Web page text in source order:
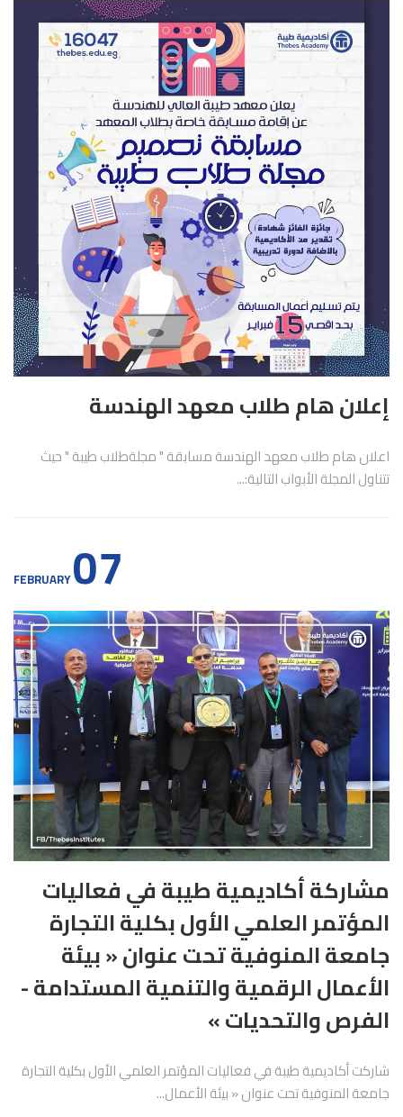
إعلان هام طلاب معهد الهندسة
اعلان هام طلاب معهد الهندسة مسابقة " مجلةطلاب طيبة " حيث
تتناول المجلة الأبواب التالية:...
07
FEBRUARY
مشاركة أكاديمية طيبة في فعاليات
المؤتمر العلمي الأول بكلية التجارة
جامعة المنوفية تحت عنوان « بيئة
الأعمال الرقمية والتنمية المستدامة -
الفرص والتحديات »
شاركت أكاديمية طيبة في فعاليات المؤتمر العلمي الأول بكلية التجارة
جامعة المنوفية تحت عنوان « بيئة الأعمال...